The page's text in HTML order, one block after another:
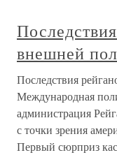
внешней
Последствия
Международная
администрация
с точки зрения
Первый сюрприз